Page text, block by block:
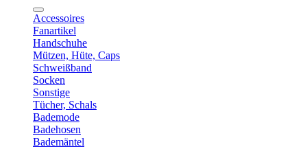
Accessoires
Fanartikel
Handschuhe
Mützen, Hüte, Caps
Schweißband
Socken
Sonstige
Tücher, Schals
Bademode
Badehosen
Bademäntel